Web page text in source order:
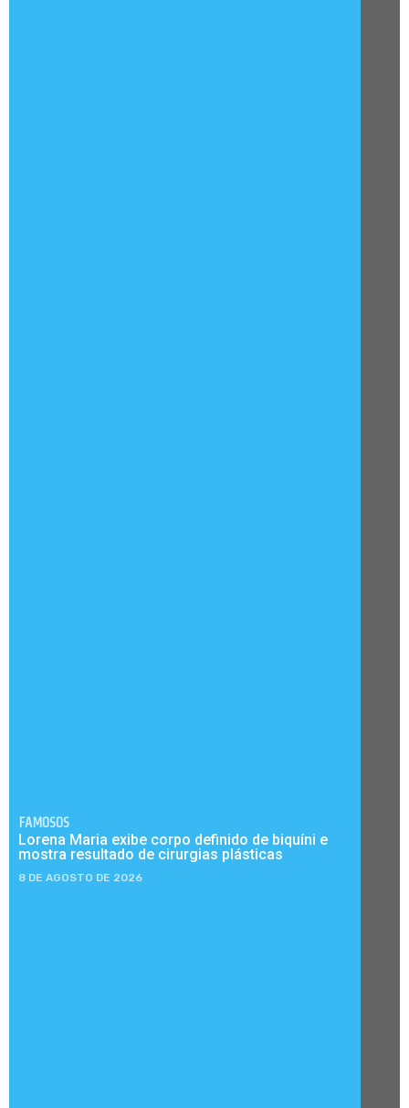
FAMOSOS
Lorena Maria exibe corpo definido de biquíni e
mostra resultado de cirurgias plásticas
8 DE AGOSTO DE 2026